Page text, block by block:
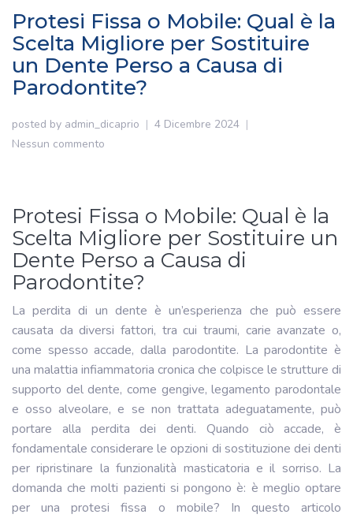
Protesi Fissa o Mobile: Qual è la
Scelta Migliore per Sostituire
un Dente Perso a Causa di
Parodontite?
posted by admin_dicaprio
4 Dicembre 2024
Nessun commento
Protesi Fissa o Mobile: Qual è la
Scelta Migliore per Sostituire un
Dente Perso a Causa di
Parodontite?
La perdita di un dente è un’esperienza che può essere
causata da diversi fattori, tra cui traumi, carie avanzate o,
come spesso accade, dalla parodontite. La parodontite è
una malattia infiammatoria cronica che colpisce le strutture di
supporto del dente, come gengive, legamento parodontale
e osso alveolare, e se non trattata adeguatamente, può
portare alla perdita dei denti. Quando ciò accade, è
fondamentale considerare le opzioni di sostituzione dei denti
per ripristinare la funzionalità masticatoria e il sorriso. La
domanda che molti pazienti si pongono è: è meglio optare
per una protesi fissa o mobile? In questo articolo